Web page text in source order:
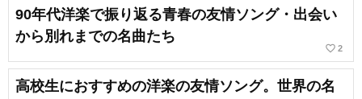
90年代洋楽で振り返る青春の友情ソング・出会い
から別れまでの名曲たち
favorite_border 2
高校生におすすめの洋楽の友情ソング。世界の名